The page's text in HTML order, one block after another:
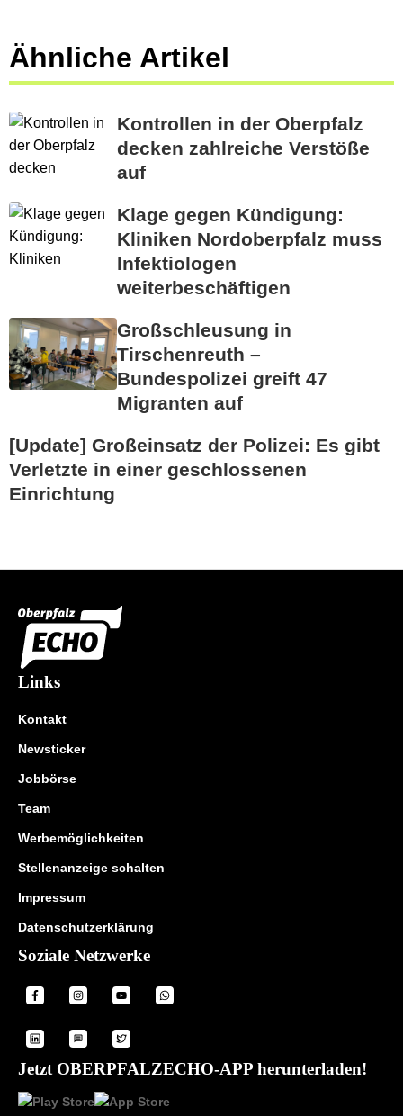
Ähnliche Artikel
Kontrollen in der Oberpfalz
decken zahlreiche Verstöße
auf
Klage gegen Kündigung:
Kliniken Nordoberpfalz muss
Infektiologen
weiterbeschäftigen
Großschleusung in
Tirschenreuth –
Bundespolizei greift 47
Migranten auf
[Update] Großeinsatz der Polizei: Es gibt
Verletzte in einer geschlossenen
Einrichtung
Links
Kontakt
Newsticker
Jobbörse
Team
Werbemöglichkeiten
Stellenanzeige schalten
Impressum
Datenschutzerklärung
Soziale Netzwerke
Jetzt OBERPFALZECHO-APP herunterladen!